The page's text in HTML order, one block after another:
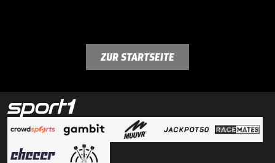
ZUR STARTSEITE